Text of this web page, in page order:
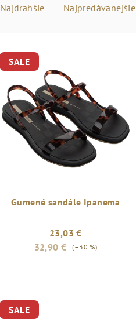
Najdrahšie Najpredávanejšie
SALE
Gumené sandále Ipanema
23,03 €
32,90 €
(–30 %)
SALE